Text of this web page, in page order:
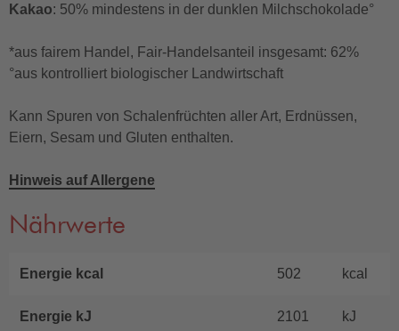
Kakao: 50% mindestens in der dunklen Milchschokolade°
*aus fairem Handel, Fair-Handelsanteil insgesamt: 62%
°aus kontrolliert biologischer Landwirtschaft
Kann Spuren von Schalenfrüchten aller Art, Erdnüssen,
Eiern, Sesam und Gluten enthalten.
Hinweis auf Allergene
Nährwerte
Energie kcal 502 kcal
Energie kJ 2101 kJ